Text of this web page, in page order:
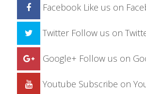
Facebook Like us on
Twitter Follow us on
Google+ Follow us on
Youtube Subscribe on